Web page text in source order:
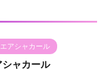
エアシャカール
シャカール